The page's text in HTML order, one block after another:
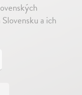
a ich